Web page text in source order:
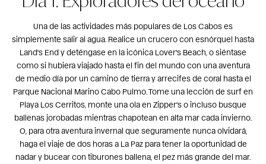
Una de las actividades más populares de Los Cabos es
simplemente salir al agua. Realice un crucero con esnórquel hasta
Land's End y deténgase en la icónica Lover's Beach, o siéntase
como si hubiera viajado hasta el fin del mundo con una aventura
de medio día por un camino de tierra y arrecifes de coral hasta el
Parque Nacional Marino Cabo Pulmo. Tome una lección de surf en
Playa Los Cerritos, monte una ola en Zipper's o incluso busque
ballenas jorobadas mientras chapotean en alta mar cada invierno.
O, para otra aventura invernal que seguramente nunca olvidará,
haga el viaje de dos horas a La Paz para tener la oportunidad de
nadar y bucear con tiburones ballena, el pez más grande del mar.